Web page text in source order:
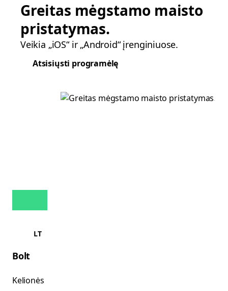
Greitas mėgstamo maisto
pristatymas.
Veikia „iOS“ ir „Android“ įrenginiuose.
Atsisiųsti programėlę
LT
Bolt
Kelionės